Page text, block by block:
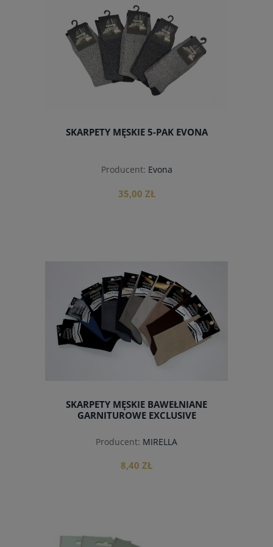
do koszyka
SKARPETY MĘSKIE 5-PAK EVONA
Producent: Evona
35,00 ZŁ
do koszyka
SKARPETY MĘSKIE BAWEŁNIANE
GARNITUROWE EXCLUSIVE
Producent: MIRELLA
8,40 ZŁ
do koszyka